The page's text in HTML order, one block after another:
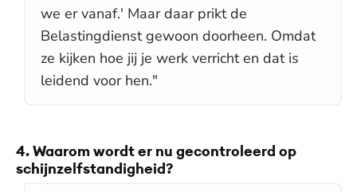
we er vanaf.' Maar daar prikt de
Belastingdienst gewoon doorheen. Omdat
ze kijken hoe jij je werk verricht en dat is
leidend voor hen."
4. Waarom wordt er nu gecontroleerd op
schijnzelfstandigheid?